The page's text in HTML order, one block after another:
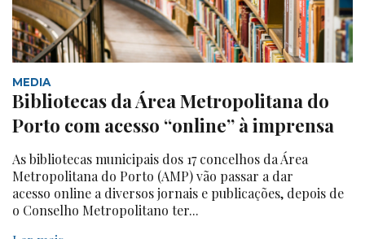
MEDIA
Bibliotecas da Área Metropolitana do
Porto com acesso “online” à imprensa
As bibliotecas municipais dos 17 concelhos da Área
Metropolitana do Porto (AMP) vão passar a dar
acesso online a diversos jornais e publicações, depois de
o Conselho Metropolitano ter...